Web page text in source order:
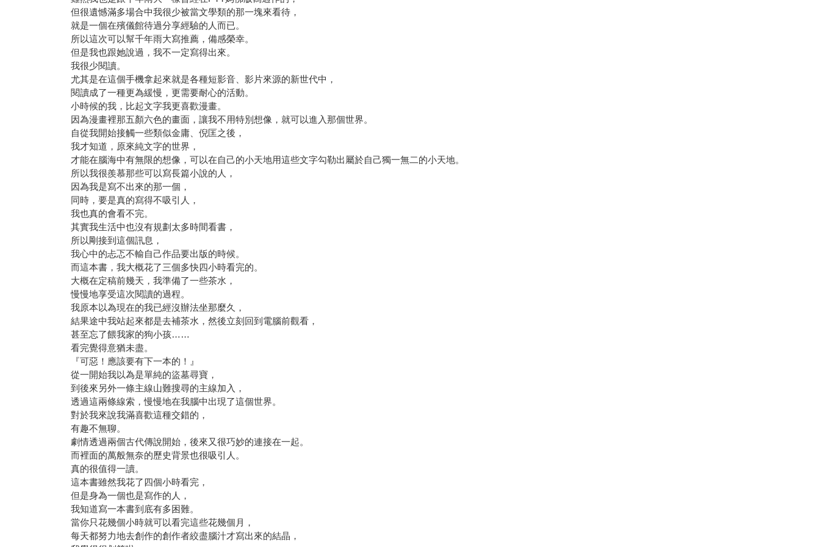
但很遺憾滿多場合中我很少被當文學類的那一塊來看待，
就是一個在殯儀館待過分享經驗的人而已。
所以這次可以幫千年雨大寫推薦，備感榮幸。
但是我也跟她說過，我不一定寫得出來。
我很少閱讀。
尤其是在這個手機拿起來就是各種短影音、影片來源的新世代中，
閱讀成了一種更為緩慢，更需要耐心的活動。
小時候的我，比起文字我更喜歡漫畫。
因為漫畫裡那五顏六色的畫面，讓我不用特別想像，就可以進入那個世界。
自從我開始接觸一些類似金庸、倪匡之後，
我才知道，原來純文字的世界，
才能在腦海中有無限的想像，可以在自己的小天地用這些文字勾勒出屬於自己獨一無二的小天地。
所以我很羨慕那些可以寫長篇小說的人，
因為我是寫不出來的那一個，
同時，要是真的寫得不吸引人，
我也真的會看不完。
其實我生活中也沒有規劃太多時間看書，
所以剛接到這個訊息，
我心中的忐忑不輸自己作品要出版的時候。
而這本書，我大概花了三個多快四小時看完的。
大概在定稿前幾天，我準備了一些茶水，
慢慢地享受這次閱讀的過程。
我原本以為現在的我已經沒辦法坐那麼久，
結果途中我站起來都是去補茶水，然後立刻回到電腦前觀看，
甚至忘了餵我家的狗小孩……
看完覺得意猶未盡。
『可惡！應該要有下一本的！』
從一開始我以為是單純的盜墓尋寶，
到後來另外一條主線山難搜尋的主線加入，
透過這兩條線索，慢慢地在我腦中出現了這個世界。
對於我來說我滿喜歡這種交錯的，
有趣不無聊。
劇情透過兩個古代傳說開始，後來又很巧妙的連接在一起。
而裡面的萬般無奈的歷史背景也很吸引人。
真的很值得一讀。
這本書雖然我花了四個小時看完，
但是身為一個也是寫作的人，
我知道寫一本書到底有多困難。
當你只花幾個小時就可以看完這些花幾個月，
每天都努力地去創作的創作者絞盡腦汁才寫出來的結晶，